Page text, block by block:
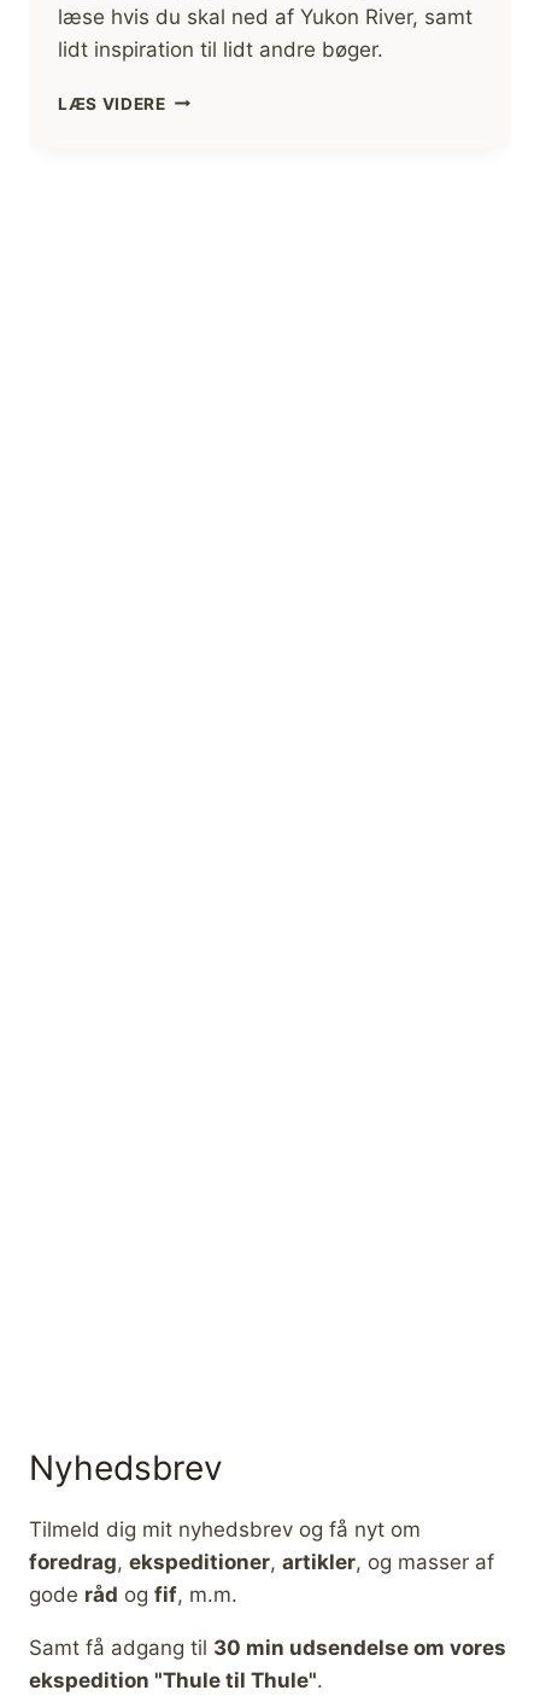
læse hvis du skal ned af Yukon River, samt
lidt inspiration til lidt andre bøger.
LÆS VIDEREBØGER
Nyhedsbrev
Tilmeld dig mit nyhedsbrev og få nyt om
foredrag, ekspeditioner, artikler, og masser af
gode råd og fif, m.m.
Samt få adgang til 30 min udsendelse om vores
ekspedition "Thule til Thule".